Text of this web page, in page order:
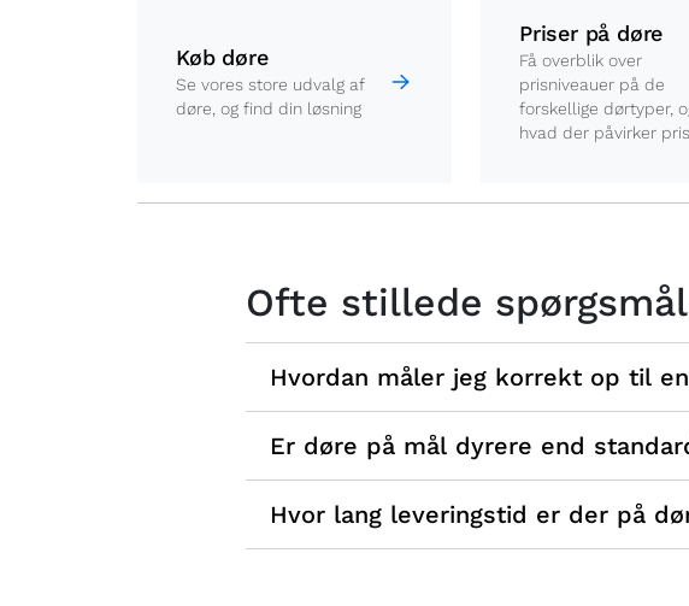
Køb døre
Se vores store udvalg af
døre, og find din løsning
Priser på døre
Få overblik over
prisniveauer på de
forskellige dørtyper,
hvad der påvirker
Ofte stillede
Hvordan måler jeg korrekt op til
Er døre på mål dyrere end
Hvor lang leveringstid er der på